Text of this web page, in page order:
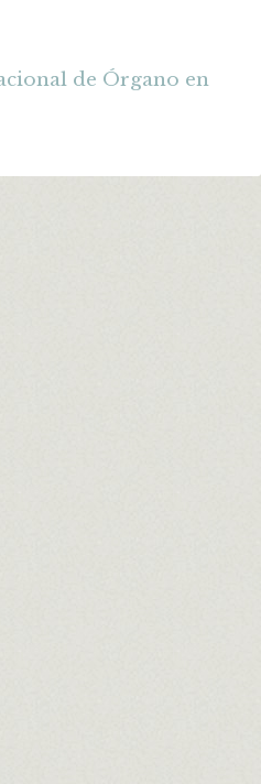
de Órgano en